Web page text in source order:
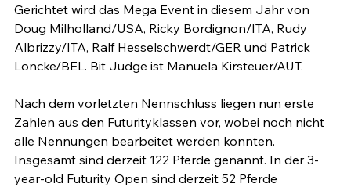
Gerichtet wird das Mega Event in diesem Jahr von
Doug Milholland/USA, Ricky Bordignon/ITA, Rudy
Albrizzy/ITA, Ralf Hesselschwerdt/GER und Patrick
Loncke/BEL. Bit Judge ist Manuela Kirsteuer/AUT.
Nach dem vorletzten Nennschluss liegen nun erste
Zahlen aus den Futurityklassen vor, wobei noch nicht
alle Nennungen bearbeitet werden konnten.
Insgesamt sind derzeit 122 Pferde genannt. In der 3-
year-old Futurity Open sind derzeit 52 Pferde